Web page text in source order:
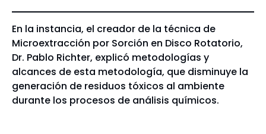
En la instancia, el creador de la técnica de
Microextracción por Sorción en Disco Rotatorio,
Dr. Pablo Richter, explicó metodologías y
alcances de esta metodología, que disminuye la
generación de residuos tóxicos al ambiente
durante los procesos de análisis químicos.